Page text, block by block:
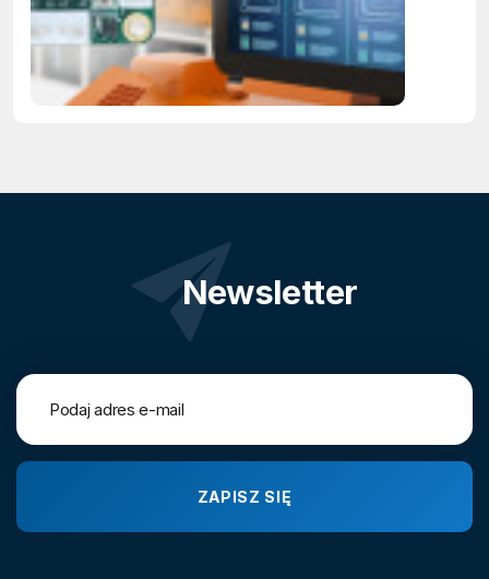
Newsletter